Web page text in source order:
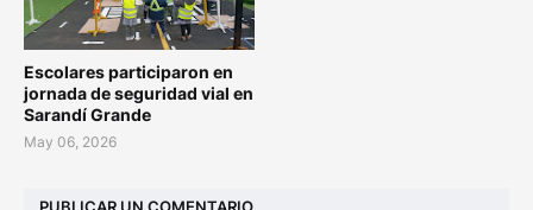
Escolares participaron en
jornada de seguridad vial en
Sarandí Grande
May 06, 2026
PUBLICAR UN COMENTARIO